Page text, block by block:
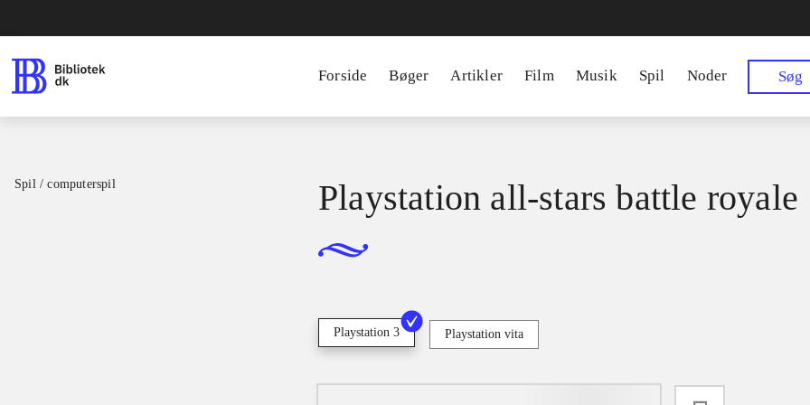
Forside Bøger Artikler Film Musik Spil Noder Søg
Spil / computerspil Playstation all-stars battle royale
Playstation 3 Playstation vita